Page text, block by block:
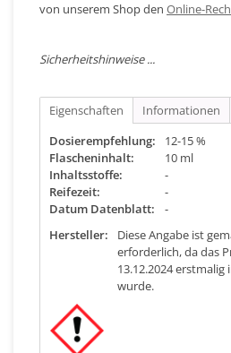
von unserem Shop den Online-
Sicherheitshinweise ...
Eigenschaften Informationen
Dosierempfehlung:
12-15 %
Flascheninhalt:
10 ml
Inhaltsstoffe:
-
Reifezeit:
-
Datum Datenblatt:
-
Hersteller:
Diese Angabe ist
erforderlich, da das
13.12.2024
wurde.